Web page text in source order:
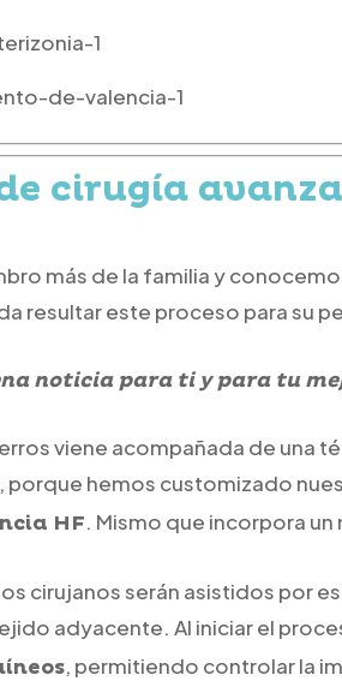
cirugía
más de la familia y
resultar este proceso para su
noticia para ti y para tu
viene acompañada de una
hemos customizado
HF. Mismo que incorpora
cirujanos serán asistidos por
adyacente. Al iniciar el
, permitiendo controlar la